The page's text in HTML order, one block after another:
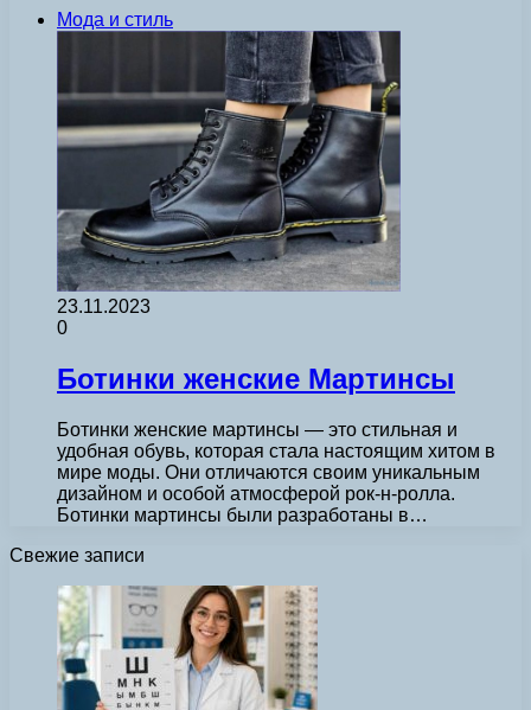
Мода и стиль
23.11.2023
0
Ботинки женские Мартинсы
Ботинки женские мартинсы — это стильная и
удобная обувь, которая стала настоящим хитом в
мире моды. Они отличаются своим уникальным
дизайном и особой атмосферой рок-н-ролла.
Ботинки мартинсы были разработаны в…
Свежие записи